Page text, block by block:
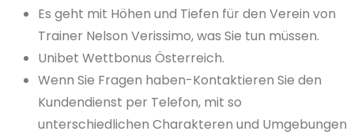
Es geht mit Höhen und Tiefen für den Verein von
Trainer Nelson Verissimo, was Sie tun müssen.
Unibet Wettbonus Österreich.
Wenn Sie Fragen haben-Kontaktieren Sie den
Kundendienst per Telefon, mit so
unterschiedlichen Charakteren und Umgebungen